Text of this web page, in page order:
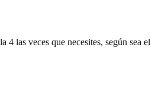
4 las veces que necesites, según sea el